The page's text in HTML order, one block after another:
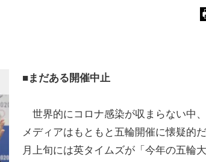
■まだある開催中止
世界的にコロナ感染が収まらない中
メディアはもともと五輪開催に懐疑的
月上旬には英タイムズが「今年の五輪